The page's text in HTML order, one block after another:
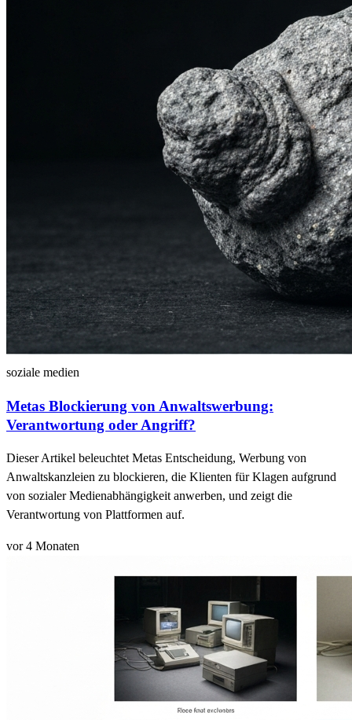
soziale medien
Metas Blockierung von Anwaltswerbung:
Verantwortung oder Angriff?
Dieser Artikel beleuchtet Metas Entscheidung, Werbung von
Anwaltskanzleien zu blockieren, die Klienten für Klagen aufgrund
von sozialer Medienabhängigkeit anwerben, und zeigt die
Verantwortung von Plattformen auf.
vor 4 Monaten